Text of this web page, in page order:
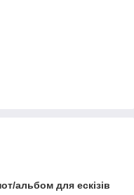
альбом для ескізів